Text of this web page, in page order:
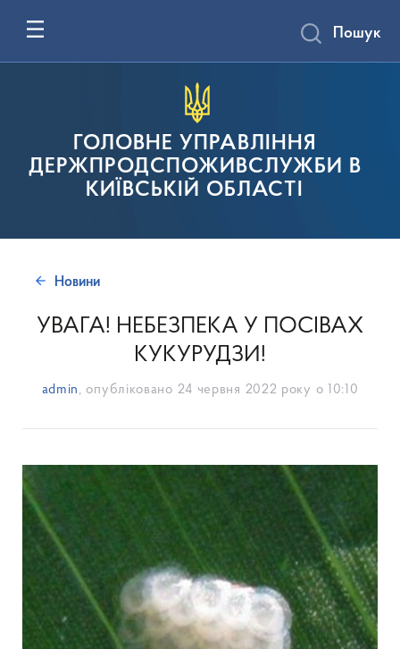
ГОЛОВНЕ УПРАВЛІННЯ
ДЕРЖПРОДСПОЖИВСЛУЖБИ В
КИЇВСЬКІЙ ОБЛАСТІ
Пошук
Новини
УВАГА! НЕБЕЗПЕКА У ПОСІВАХ
КУКУРУДЗИ!
admin , опубліковано 24 червня 2022 року о 10:10